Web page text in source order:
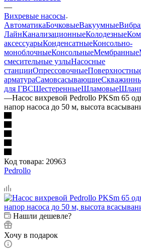
—
Вихревые насосы
АвтоматикаБочковыеВакуумные
ЛайнКанализационныеКолодезные
аксессуарыКонденсатныеКонсольно-
моноблочныеКонсольныеМембранные
смесительные узлыНасосные
станцииОпрессовочные
арматураСамовсасывающие
для ГВСШестеренныеШламовые
—Насос вихревой Pedrollo PKSm 65
напор насоса до 50 м, высота
Код товара: 20963
Pedrollo
Нашли дешевле?
Хочу в подарок